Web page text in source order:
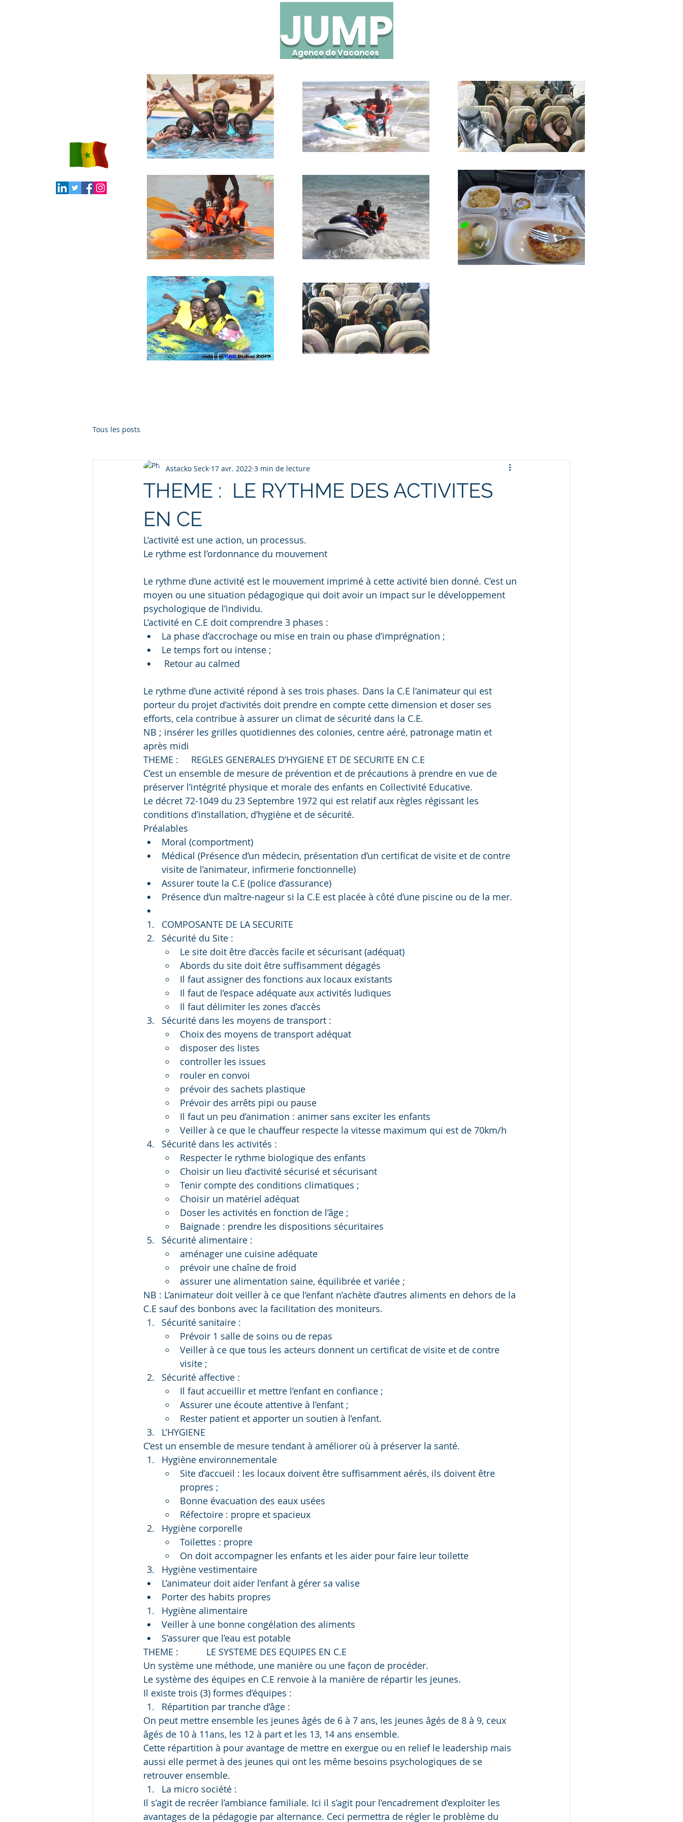
JUMP
Agence de Vacances
Tous les posts
THEME : LE RYTHME DES ACTIVITES
EN CE
Astacko Seck 17 avr. 2022 3 min de lecture
L’activité est une action, un processus.
Le rythme est l’ordonnance du mouvement
Le rythme d’une activité est le mouvement imprimé à cette activité bien donné. C’est un
moyen ou une situation pédagogique qui doit avoir un impact sur le développement
psychologique de l’individu.
L’activité en C.E doit comprendre 3 phases :
La phase d’accrochage ou mise en train ou phase d’imprégnation ;
Le temps fort ou intense ;
Retour au calmed
Le rythme d’une activité répond à ses trois phases. Dans la C.E l’animateur qui est
porteur du projet d’activités doit prendre en compte cette dimension et doser ses
efforts, cela contribue à assurer un climat de sécurité dans la C.E.
NB ; insérer les grilles quotidiennes des colonies, centre aéré, patronage matin et
après midi
THEME :     REGLES GENERALES D’HYGIENE ET DE SECURITE EN C.E
C’est un ensemble de mesure de prévention et de précautions à prendre en vue de
préserver l’intégrité physique et morale des enfants en Collectivité Educative.
Le décret 72-1049 du 23 Septembre 1972 qui est relatif aux règles régissant les
conditions d’installation, d’hygiène et de sécurité.
Préalables
Moral (comportment)
Médical (Présence d’un médecin, présentation d’un certificat de visite et de contre
visite de l’animateur, infirmerie fonctionnelle)
Assurer toute la C.E (police d’assurance)
Présence d’un maître-nageur si la C.E est placée à côté d’une piscine ou de la mer.
COMPOSANTE DE LA SECURITE
Sécurité du Site :
Le site doit être d’accès facile et sécurisant (adéquat)
Abords du site doit être suffisamment dégagés
Il faut assigner des fonctions aux locaux existants
Il faut de l’espace adéquate aux activités ludiques
Il faut délimiter les zones d’accès
Sécurité dans les moyens de transport :
Choix des moyens de transport adéquat
disposer des listes
controller les issues
rouler en convoi
prévoir des sachets plastique
Prévoir des arrêts pipi ou pause
Il faut un peu d’animation : animer sans exciter les enfants
Veiller à ce que le chauffeur respecte la vitesse maximum qui est de 70km/h
Sécurité dans les activités :
Respecter le rythme biologique des enfants
Choisir un lieu d’activité sécurisé et sécurisant
Tenir compte des conditions climatiques ;
Choisir un matériel adéquat
Doser les activités en fonction de l’âge ;
Baignade : prendre les dispositions sécuritaires
Sécurité alimentaire :
aménager une cuisine adéquate
prévoir une chaîne de froid
assurer une alimentation saine, équilibrée et variée ;
NB : L’animateur doit veiller à ce que l’enfant n’achète d’autres aliments en dehors de la
C.E sauf des bonbons avec la facilitation des moniteurs.
Sécurité sanitaire :
Prévoir 1 salle de soins ou de repas
Veiller à ce que tous les acteurs donnent un certificat de visite et de contre
visite ;
Sécurité affective :
Il faut accueillir et mettre l’enfant en confiance ;
Assurer une écoute attentive à l’enfant ;
Rester patient et apporter un soutien à l’enfant.
L’HYGIENE
C’est un ensemble de mesure tendant à améliorer où à préserver la santé.
Hygiène environnementale
Site d’accueil : les locaux doivent être suffisamment aérés, ils doivent être
propres ;
Bonne évacuation des eaux usées
Réfectoire : propre et spacieux
Hygiène corporelle
Toilettes : propre
On doit accompagner les enfants et les aider pour faire leur toilette
Hygiène vestimentaire
L’animateur doit aider l’enfant à gérer sa valise
Porter des habits propres
Hygiène alimentaire
Veiller à une bonne congélation des aliments
S’assurer que l’eau est potable
THEME :           LE SYSTEME DES EQUIPES EN C.E
Un système une méthode, une manière ou une façon de procéder.
Le système des équipes en C.E renvoie à la manière de répartir les jeunes.
Il existe trois (3) formes d’équipes :
Répartition par tranche d’âge :
On peut mettre ensemble les jeunes âgés de 6 à 7 ans, les jeunes âgés de 8 à 9, ceux
âgés de 10 à 11ans, les 12 à part et les 13, 14 ans ensemble.
Cette répartition à pour avantage de mettre en exergue ou en relief le leadership mais
aussi elle permet à des jeunes qui ont les même besoins psychologiques de se
retrouver ensemble.
La micro société :
Il s’agit de recréer l’ambiance familiale. Ici il s’agit pour l’encadrement d’exploiter les
avantages de la pédagogie par alternance. Ceci permettra de régler le problème du